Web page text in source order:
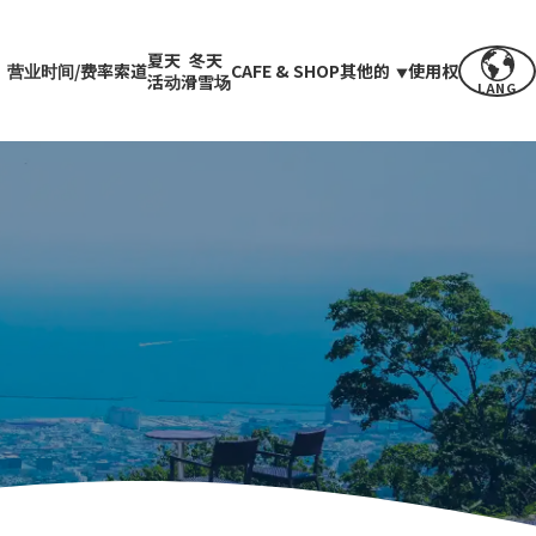
营业时间/费率索道夏天
活动
冬天
滑雪场CAFE & SHOP其他的 使用权
LANG